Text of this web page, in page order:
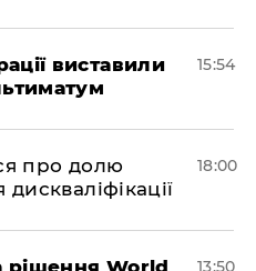
виставили
15:54
про долю
18:00
13:50